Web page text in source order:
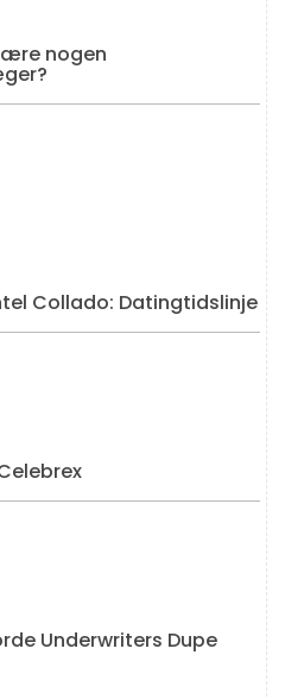
nogen
Collado: Datingtidslinje
Underwriters Dupe